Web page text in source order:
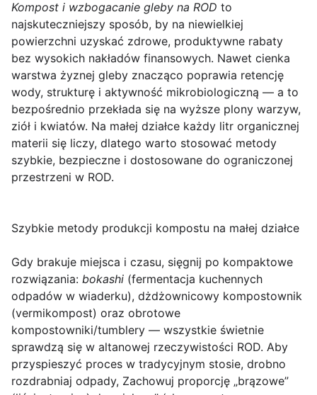
Kompost i wzbogacanie gleby na ROD to
najskuteczniejszy sposób, by na niewielkiej
powierzchni uzyskać zdrowe, produktywne rabaty
bez wysokich nakładów finansowych. Nawet cienka
warstwa żyznej gleby znacząco poprawia retencję
wody, strukturę i aktywność mikrobiologiczną — a to
bezpośrednio przekłada się na wyższe plony warzyw,
ziół i kwiatów. Na małej działce każdy litr organicznej
materii się liczy, dlatego warto stosować metody
szybkie, bezpieczne i dostosowane do ograniczonej
przestrzeni w ROD.
Szybkie metody produkcji kompostu na małej działce
Gdy brakuje miejsca i czasu, sięgnij po kompaktowe
rozwiązania: bokashi (fermentacja kuchennych
odpadów w wiaderku), dżdżownicowy kompostownik
(vermikompost) oraz obrotowe
kompostowniki/tumblery — wszystkie świetnie
sprawdzą się w altanowej rzeczywistości ROD. Aby
przyspieszyć proces w tradycyjnym stosie, drobno
rozdrabniaj odpady, Zachowuj proporcję „brązowe”